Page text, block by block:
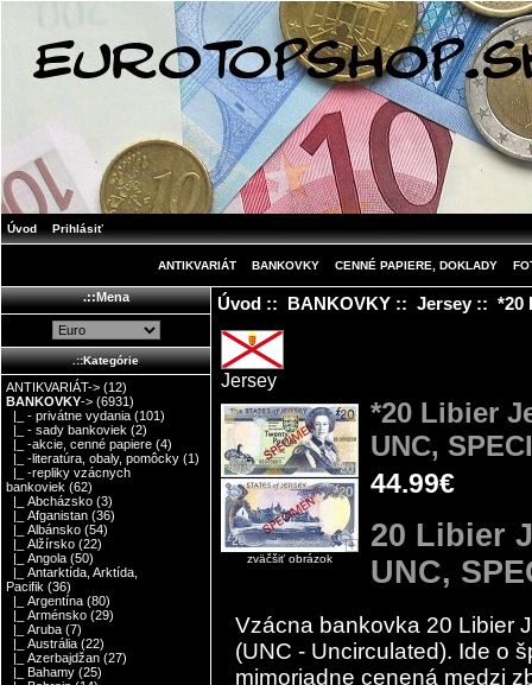
Úvod Prihlásiť
ANTIKVARIÁT BANKOVKY CENNÉ PAPIERE, DOKLADY
.::Mena
.::Kategórie
ANTIKVARIÁT-> (12)
BANKOVKY-> (6931)
|_ - privátne vydania (101)
|_ - sady bankoviek (2)
|_ -akcie, cenné papiere (4)
|_ -literatúra, obaly, pomôcky (1)
|_ -repliky vzácnych
bankoviek (62)
|_ Abcházsko (3)
|_ Afganistan (36)
|_ Albánsko (54)
|_ Alžírsko (22)
|_ Angola (50)
|_ Antarktída, Arktída,
Pacifik (36)
|_ Argentína (80)
|_ Arménsko (29)
|_ Aruba (7)
|_ Austrália (22)
|_ Azerbajdžan (27)
|_ Bahamy (25)
Úvod:: BANKOVKY:: Jersey:: *20
Jersey
zväčšiť obrázok
*20 Libier
UNC,
44.99€
20 Libier
UNC,
Vzácna bankovka 20 Libier
(UNC - Uncirculated). Ide o
mimoriadne cenená medzi